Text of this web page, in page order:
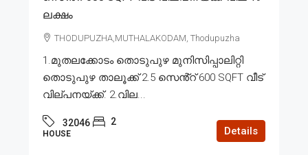
ലക്ഷം
THODUPUZHA,MUTHALAKODAM, Thodupuzha
1.മുതലക്കോടം തൊടുപുഴ മുനിസിപ്പാലിറ്റി
തൊടുപുഴ താലൂക്ക് 2.5 സെൻ്റ് 600 SQFT വീട്
വില്പനയ്ക്ക്. 2.വില...
32046 2
HOUSE Details